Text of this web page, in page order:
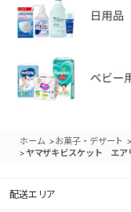
ホーム >お菓子・デザート >
>ヤマザキビスケット エア
配送エリア